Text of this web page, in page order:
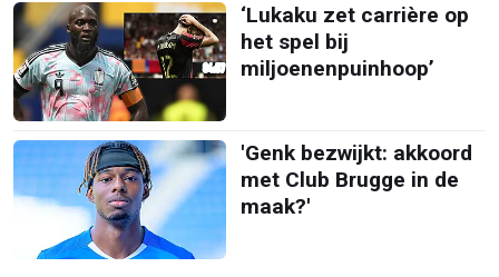
‘Lukaku zet carrière op
het spel bij
miljoenenpuinhoop’
'Genk bezwijkt: akkoord
met Club Brugge in de
maak?'